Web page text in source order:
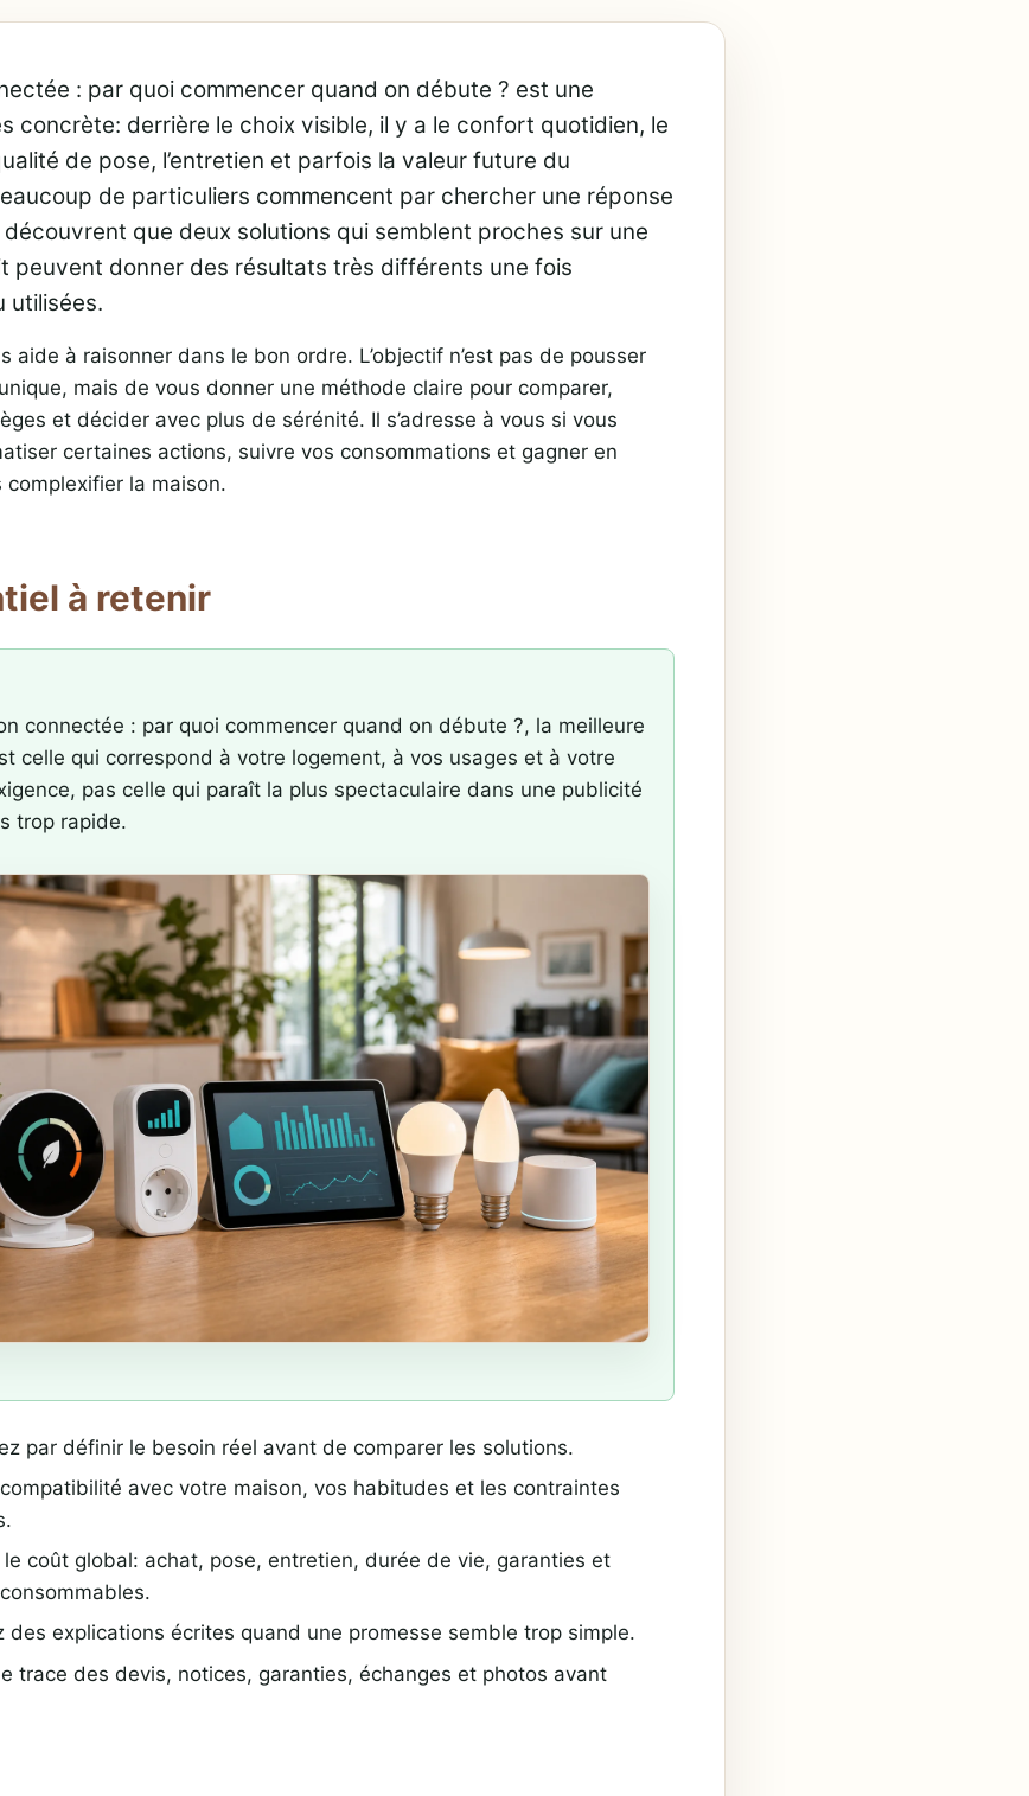
: par quoi commencer quand on débute ? est une
concrète: derrière le choix visible, il y a le confort quotidien, le
de pose, l’entretien et parfois la valeur future du
de particuliers commencent par chercher une réponse
que deux solutions qui semblent proches sur une
peuvent donner des résultats très différents une fois
utilisées.
aide à raisonner dans le bon ordre. L’objectif n’est pas de pousser
mais de vous donner une méthode claire pour comparer,
et décider avec plus de sérénité. Il s’adresse à vous si vous
certaines actions, suivre vos consommations et gagner en
complexifier la maison.
à retenir
connectée : par quoi commencer quand on débute ?, la meilleure
celle qui correspond à votre logement, à vos usages et à votre
pas celle qui paraît la plus spectaculaire dans une publicité
trop rapide.
par définir le besoin réel avant de comparer les solutions.
avec votre maison, vos habitudes et les contraintes
le coût global: achat, pose, entretien, durée de vie, garanties et
des explications écrites quand une promesse semble trop simple.
trace des devis, notices, garanties, échanges et photos avant